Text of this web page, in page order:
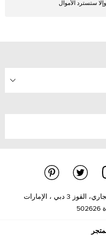
ستسترد الأموال
الوحدة R-10، مركز كيو إيست التجاري، القوز 3 دبي ، الإمارات